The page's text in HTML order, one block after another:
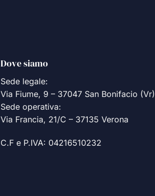
Dove siamo
Sede legale:
Via Fiume, 9 – 37047 San Bonifacio (Vr)
Sede operativa:
Via Francia, 21/C – 37135 Verona
C.F e P.IVA: 04216510232